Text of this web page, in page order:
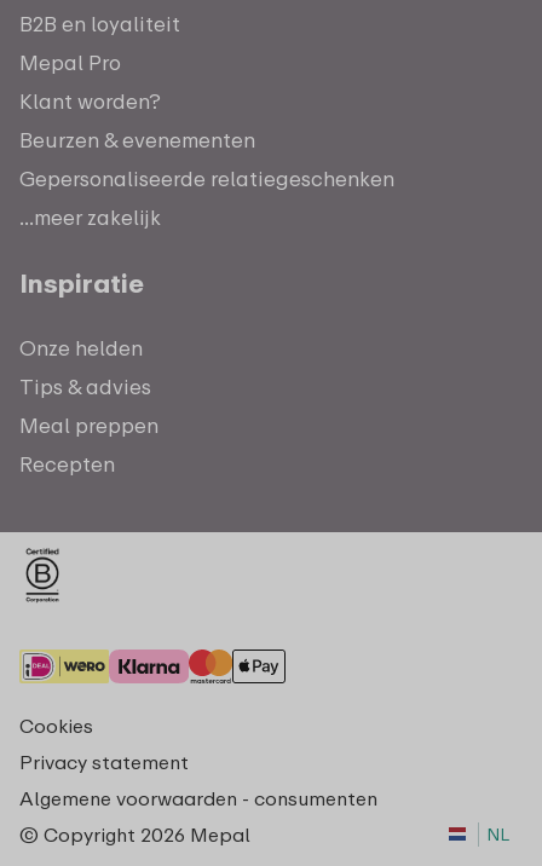
B2B en loyaliteit
Mepal Pro
Klant worden?
Beurzen & evenementen
Gepersonaliseerde relatiegeschenken
...meer zakelijk
Inspiratie
Onze helden
Tips & advies
Meal preppen
Recepten
Cookies
Privacy statement
Algemene voorwaarden - consumenten
© Copyright 2026 Mepal
NL